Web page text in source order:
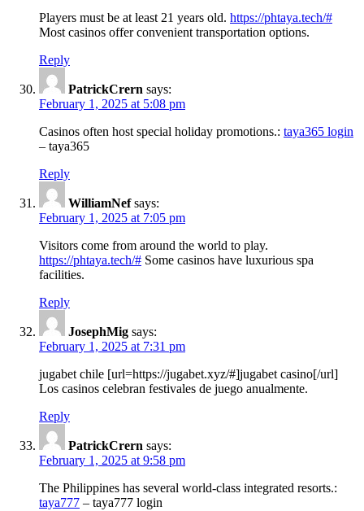
Players must be at least 21 years old. https://phtaya.tech/#
Most casinos offer convenient transportation options.
Reply
PatrickCrern says:
February 1, 2025 at 5:08 pm
Casinos often host special holiday promotions.: taya365 login
– taya365
Reply
WilliamNef says:
February 1, 2025 at 7:05 pm
Visitors come from around the world to play.
https://phtaya.tech/# Some casinos have luxurious spa
facilities.
Reply
JosephMig says:
February 1, 2025 at 7:31 pm
jugabet chile [url=https://jugabet.xyz/#]jugabet casino[/url]
Los casinos celebran festivales de juego anualmente.
Reply
PatrickCrern says:
February 1, 2025 at 9:58 pm
The Philippines has several world-class integrated resorts.:
taya777 – taya777 login